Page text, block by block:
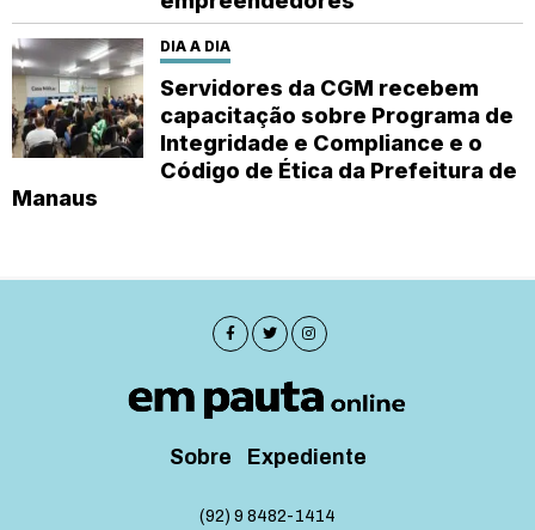
DIA A DIA
Servidores da CGM recebem
capacitação sobre Programa de
Integridade e Compliance e o
Código de Ética da Prefeitura de
Manaus
Sobre Expediente
(92) 9 8482-1414